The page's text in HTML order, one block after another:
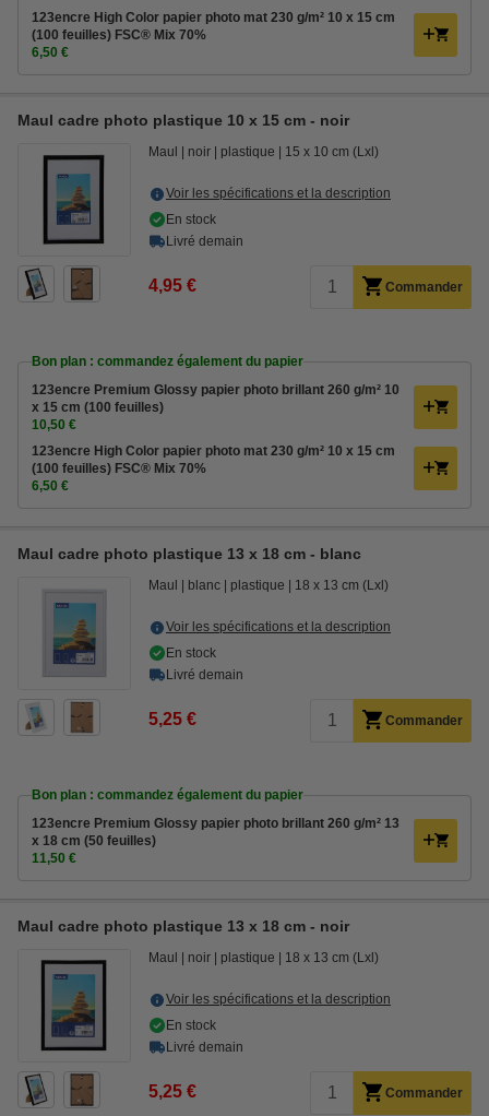
123encre High Color papier photo mat 230 g/m² 10 x 15 cm
(100 feuilles) FSC® Mix 70%
6,50 €
Maul cadre photo plastique 10 x 15 cm - noir
Maul noir plastique 15 x 10 cm (Lxl)
Voir les spécifications et la description
En stock
Livré demain
4,95 € Commander
Bon plan : commandez également du papier
123encre Premium Glossy papier photo brillant 260 g/m² 10
x 15 cm (100 feuilles)
10,50 €
123encre High Color papier photo mat 230 g/m² 10 x 15 cm
(100 feuilles) FSC® Mix 70%
6,50 €
Maul cadre photo plastique 13 x 18 cm - blanc
Maul blanc plastique 18 x 13 cm (Lxl)
Voir les spécifications et la description
En stock
Livré demain
5,25 € Commander
Bon plan : commandez également du papier
123encre Premium Glossy papier photo brillant 260 g/m² 13
x 18 cm (50 feuilles)
11,50 €
Maul cadre photo plastique 13 x 18 cm - noir
Maul noir plastique 18 x 13 cm (Lxl)
Voir les spécifications et la description
En stock
Livré demain
5,25 € Commander